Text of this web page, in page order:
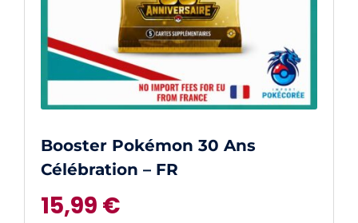
Booster Pokémon 30 Ans
Célébration – FR
15,99 €